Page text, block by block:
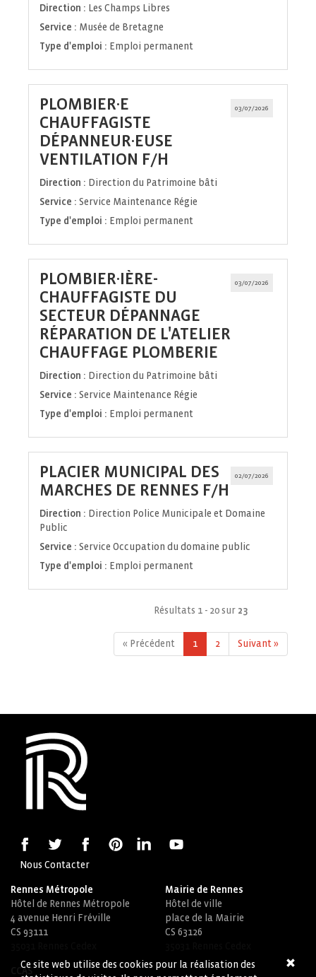
Ce site web utilise des cookies pour la réalisation des
Direction : Les Champs Libres
Service : Musée de Bretagne
Type d'emploi : Emploi permanent
03/07/2026
PLOMBIER·E
CHAUFFAGISTE
DÉPANNEUR·EUSE
VENTILATION F/H
fenêtre)
Direction : Direction du Patrimoine bâti
Service : Service Maintenance Régie
Type d'emploi : Emploi permanent
03/07/2026
PLOMBIER·IÈRE-
CHAUFFAGISTE DU
SECTEUR DÉPANNAGE
RÉPARATION DE L'ATELIER
CHAUFFAGE PLOMBERIE
Direction : Direction du Patrimoine bâti
Service : Service Maintenance Régie
Type d'emploi : Emploi permanent
02/07/2026
PLACIER MUNICIPAL DES
MARCHES DE RENNES F/H
fenêtre)
Direction : Direction Police Municipale et Domaine
Public
Service : Service Occupation du domaine public
Type d'emploi : Emploi permanent
Résultats 1 - 20 sur 23
« Précédent 1 2 Suivant »
Nous Contacter
Rennes Métropole
Hôtel de Rennes Métropole
4 avenue Henri Fréville
CS 93111
Mairie de Rennes
Hôtel de ville
place de la Mairie
CS 63126
CCAS